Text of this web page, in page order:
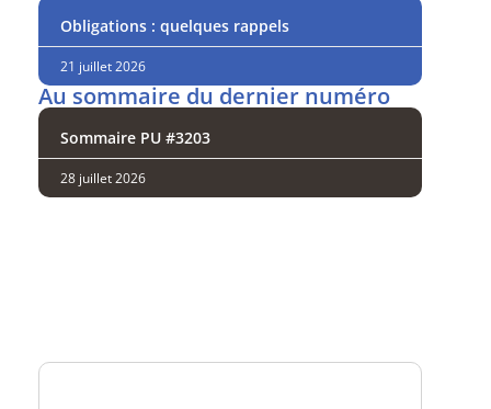
Obligations : quelques rappels
21 juillet 2026
Au sommaire du dernier numéro
Sommaire PU #3203
28 juillet 2026